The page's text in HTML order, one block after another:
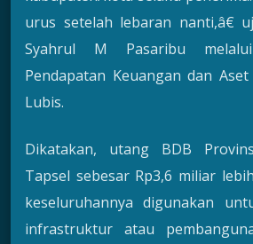
urus setelah lebaran nanti,â€
Syahrul M Pasaribu
Pendapatan Keuangan dan
Lubis.
Dikatakan, utang BDB
Tapsel sebesar Rp3,6 miliar
keseluruhannya digunakan
infrastruktur atau